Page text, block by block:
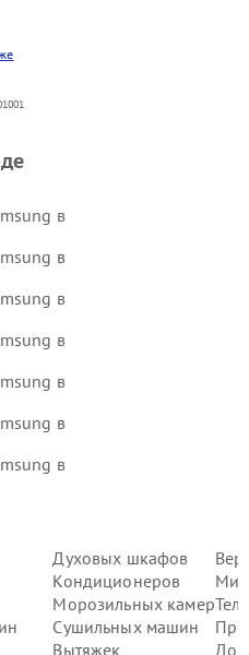
Духовых шкафов
Кондиционеров
Морозильных камер
Сушильных машин
Вытяжек
в
в
в
в
в
в
в
в
в
в
в